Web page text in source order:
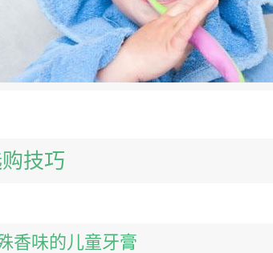
技巧
香味的儿童牙膏